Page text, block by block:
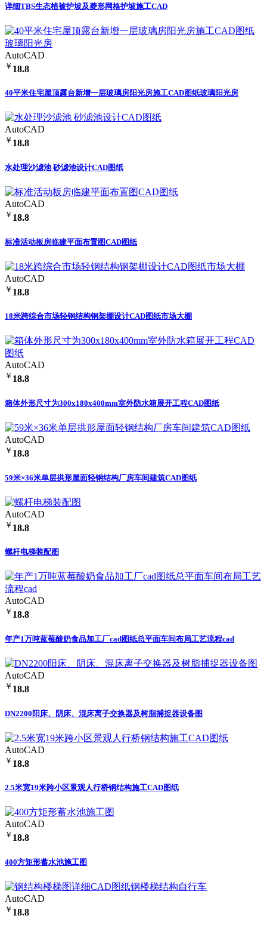
详细TBS生态植被护坡及菱形网格护坡施工CAD
AutoCAD
￥ 18.8
40平米住宅屋顶露台新增一层玻璃房阳光房施工CAD图纸玻璃阳光房
AutoCAD
￥ 18.8
水处理沙滤池 砂滤池设计CAD图纸
AutoCAD
￥ 18.8
标准活动板房临建平面布置图CAD图纸
AutoCAD
￥ 18.8
18米跨综合市场轻钢结构钢架棚设计CAD图纸市场大棚
AutoCAD
￥ 18.8
箱体外形尺寸为300x180x400mm室外防水箱展开工程CAD图纸
AutoCAD
￥ 18.8
59米×36米单层拱形屋面轻钢结构厂房车间建筑CAD图纸
AutoCAD
￥ 18.8
螺杆电梯装配图
AutoCAD
￥ 18.8
年产1万吨蓝莓酸奶食品加工厂cad图纸总平面车间布局工艺流程cad
AutoCAD
￥ 18.8
DN2200阳床、阴床、混床离子交换器及树脂捕捉器设备图
AutoCAD
￥ 18.8
2.5米宽19米跨小区景观人行桥钢结构施工CAD图纸
AutoCAD
￥ 18.8
400方矩形蓄水池施工图
AutoCAD
￥ 18.8